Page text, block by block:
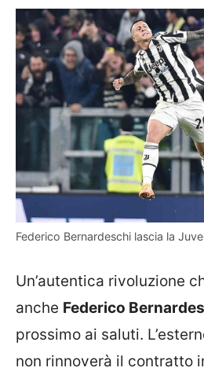
Federico Bernardeschi lascia la
Un’autentica rivoluzione
anche Federico
prossimo ai saluti.
non rinnoverà il contratto